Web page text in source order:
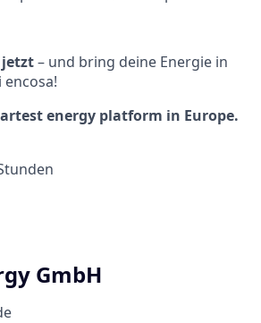
– und bring deine Energie in
energy platform in Europe.
GmbH